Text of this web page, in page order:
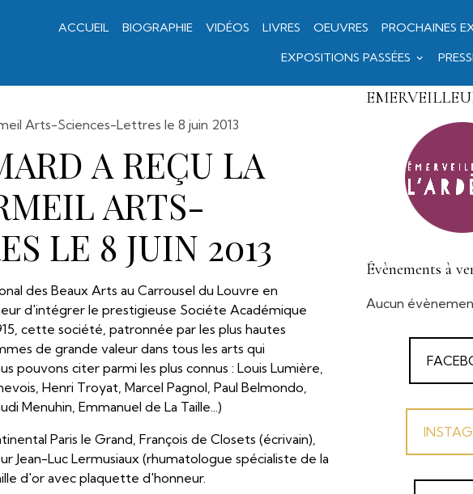
ACCUEIL BIOGRAPHIE VIDÉOS LIVRES OEUVRES PROCHAINES
EXPOSITIONS PASSÉES
Arts-Sciences-Lettres le 8 juin 2013
A REÇU LA
ARTS-
LE 8 JUIN 2013
des Beaux Arts au Carrousel du Louvre en
d'intégrer le prestigieuse Sociéte Académique
cette société, patronnée par les plus hautes
de grande valeur dans tous les arts qui
citer parmi les plus connus : Louis Lumière,
Henri Troyat, Marcel Pagnol, Paul Belmondo,
Menuhin, Emmanuel de La Taille...)
Paris le Grand, François de Closets (écrivain),
Luc Lermusiaux (rhumatologue spécialiste de la
d'or avec plaquette d'honneur.
Évènements à
Aucun